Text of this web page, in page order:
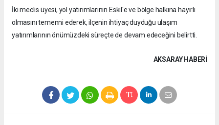
İki meclis üyesi, yol yatırımlarının Eskil'e ve bölge halkına hayırlı
olmasını temenni ederek, ilçenin ihtiyaç duyduğu ulaşım
yatırımlarının önümüzdeki süreçte de devam edeceğini belirtti.
AKSARAY HABERİ